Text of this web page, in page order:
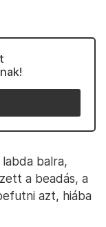
balra,
a beadás, a
azt, hiába